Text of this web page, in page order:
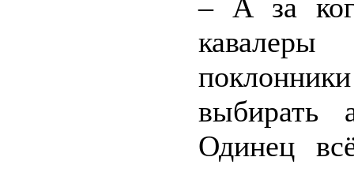
– А за
выбирать
Одинец